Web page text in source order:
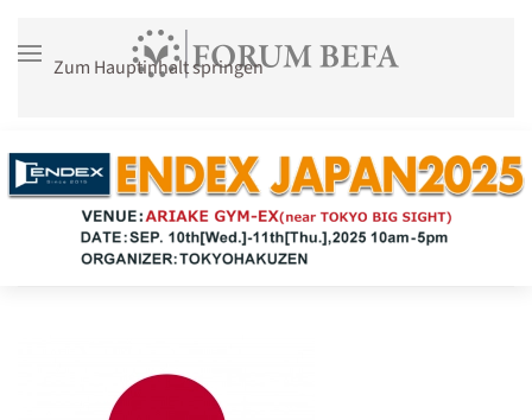
Zum Hauptinhalt springen